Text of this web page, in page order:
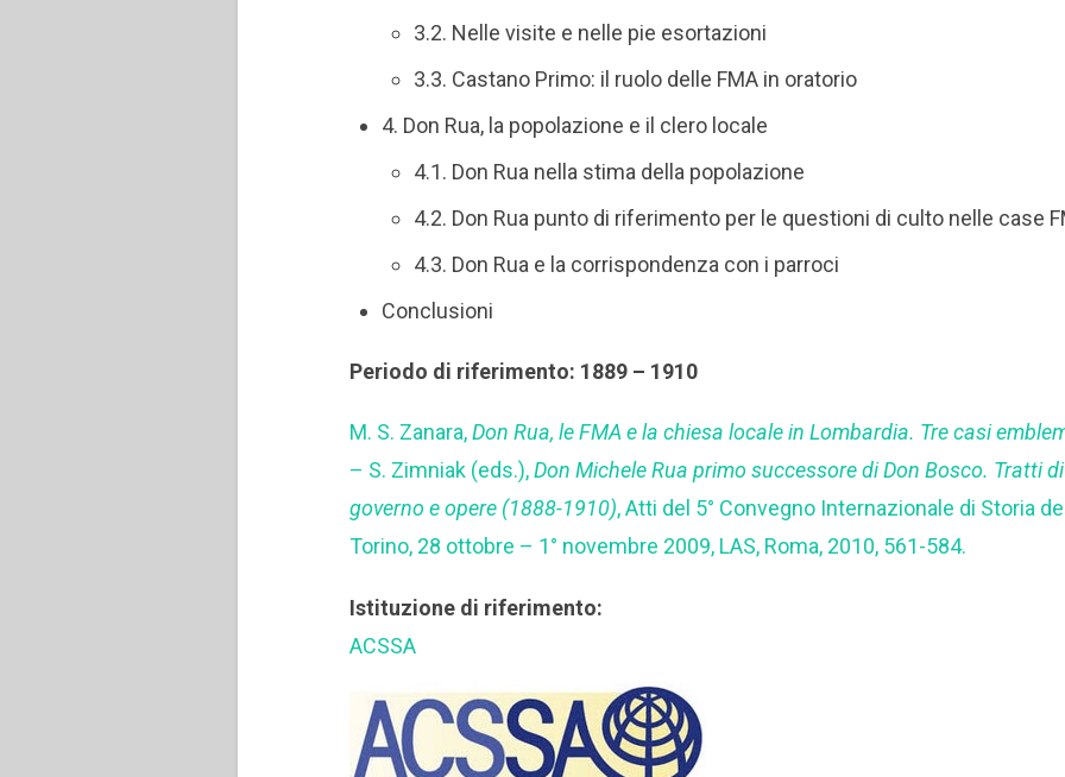
3.2. Nelle visite e nelle pie esortazioni
3.3. Castano Primo: il ruolo delle FMA in oratorio
4. Don Rua, la popolazione e il clero locale
4.1. Don Rua nella stima della popolazione
4.2. Don Rua punto di riferimento per le questioni di culto nelle case
4.3. Don Rua e la corrispondenza con i parroci
Conclusioni
Periodo di riferimento: 1889 – 1910
M. S. Zanara,Don Rua, le FMA e la chiesa locale in Lombardia. Tre casi
– S. Zimniak (eds.),Don Michele Rua primo successore di Don Bosco. Tratti
governo e opere (1888-1910), Atti del 5° Convegno Internazionale di Storia
Torino, 28 ottobre – 1° novembre 2009, LAS, Roma, 2010, 561-584.
Istituzione di riferimento:
ACSSA